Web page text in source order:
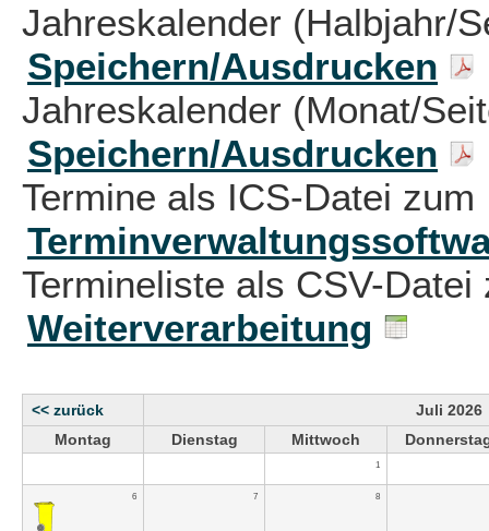
Jahreskalender (Halbjahr/
Speichern/Ausdrucken
Jahreskalender (Monat/
Speichern/Ausdrucken
Termine als ICS-Datei zum
Termineliste als CSV-
Weiterverarbeitung
<< zurück
Juli 2026
Montag
Dienstag Mittwoch
1
6 7 8